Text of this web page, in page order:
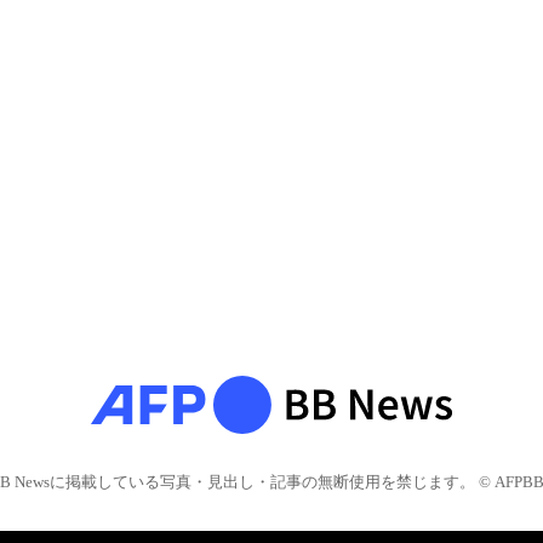
Newsに掲載している写真・見出し・記事の無断使用を禁じます。 © AFPBB